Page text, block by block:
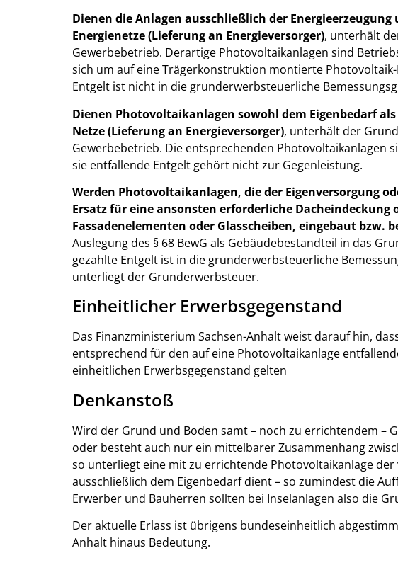
Dienen die Anlagen ausschließlich der
Energienetze (Lieferung an Energieversorger), unterhält
Gewerbebetrieb. Derartige Photovoltaikanlagen sind
sich um auf eine Trägerkonstruktion montierte
Entgelt ist nicht in die grunderwerbsteuerliche
Dienen Photovoltaikanlagen sowohl dem Eigenbedarf
Netze (Lieferung an Energieversorger), unterhält der
Gewerbebetrieb. Die entsprechenden Photovoltaikanlagen
sie entfallende Entgelt gehört nicht zur Gegenleistung.
Werden Photovoltaikanlagen, die der Eigenversorgung
Ersatz für eine ansonsten erforderliche Dacheindeckung
Fassadenelementen oder Glasscheiben, eingebaut bzw.
Auslegung des § 68 BewG als Gebäudebestandteil in das
gezahlte Entgelt ist in die grunderwerbsteuerliche
unterliegt der Grunderwerbsteuer.
Einheitlicher Erwerbsgegenstand
Das Finanzministerium Sachsen-Anhalt weist darauf hin,
entsprechend für den auf eine Photovoltaikanlage
einheitlichen Erwerbsgegenstand gelten
Denkanstoß
Wird der Grund und Boden samt – noch zu errichtendem –
oder besteht auch nur ein mittelbarer Zusammenhang
so unterliegt eine mit zu errichtende Photovoltaikanlage
ausschließlich dem Eigenbedarf dient – so zumindest die
Erwerber und Bauherren sollten bei Inselanlagen also die
Der aktuelle Erlass ist übrigens bundeseinheitlich
Anhalt hinaus Bedeutung.